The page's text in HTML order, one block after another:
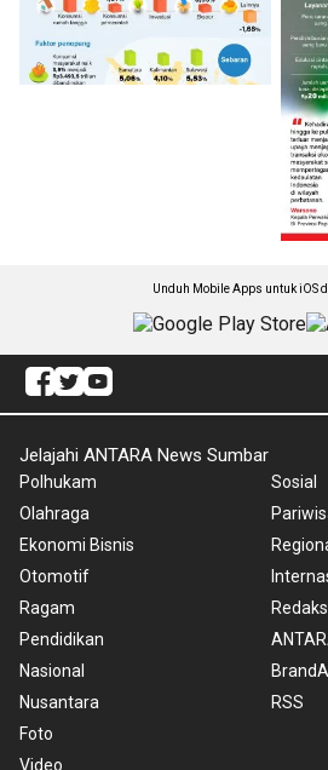
Unduh Mobile Apps untuk iOS
Jelajahi ANTARA News Sumbar
Polhukam
Olahraga
Ekonomi Bisnis
Otomotif
Ragam
Pendidikan
Nasional
Nusantara
Foto
Video
Sosial
BrandA
RSS